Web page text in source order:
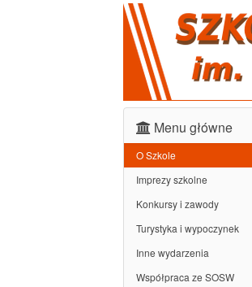
Menu główne
O Szkole
Imprezy szkolne
Konkursy i zawody
Turystyka i wypoczynek
Inne wydarzenia
Współpraca ze SOSW